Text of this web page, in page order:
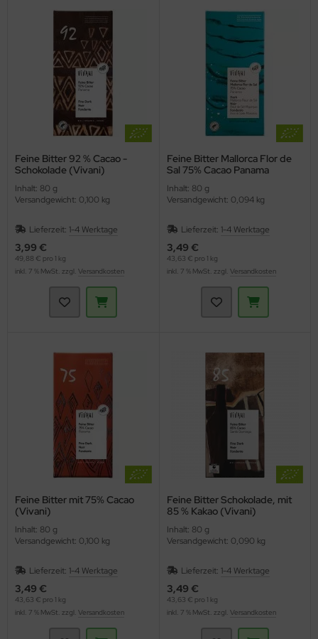
Feine Bitter 92 % Cacao -
Schokolade (Vivani)
Inhalt: 80 g
Versandgewicht: 0,100 kg
Lieferzeit: 1-4 Werktage
3,99 €
49,88 € pro 1 kg
inkl. 7 % MwSt. zzgl. Versandkosten
Feine Bitter Mallorca Flor de
Sal 75% Cacao Panama
Inhalt: 80 g
Versandgewicht: 0,094 kg
Lieferzeit: 1-4 Werktage
3,49 €
43,63 € pro 1 kg
inkl. 7 % MwSt. zzgl. Versandkosten
Feine Bitter mit 75% Cacao
(Vivani)
Inhalt: 80 g
Versandgewicht: 0,100 kg
Lieferzeit: 1-4 Werktage
3,49 €
43,63 € pro 1 kg
inkl. 7 % MwSt. zzgl. Versandkosten
Feine Bitter Schokolade, mit
85 % Kakao (Vivani)
Inhalt: 80 g
Versandgewicht: 0,090 kg
Lieferzeit: 1-4 Werktage
3,49 €
43,63 € pro 1 kg
inkl. 7 % MwSt. zzgl. Versandkosten